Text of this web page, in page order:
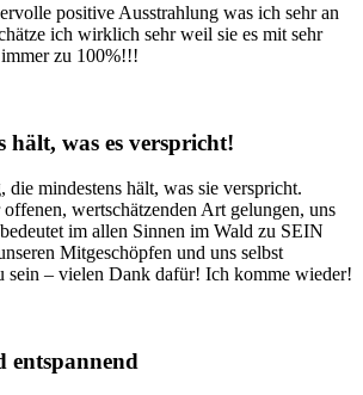
positive Ausstrahlung was ich sehr an
ich wirklich sehr weil sie es mit sehr
zu 100%!!!
hält, was es verspricht!
mindestens hält, was sie verspricht.
wertschätzenden Art gelungen, uns
im allen Sinnen im Wald zu SEIN
Mitgeschöpfen und uns selbst
sein – vielen Dank dafür! Ich komme wieder!
entspannend